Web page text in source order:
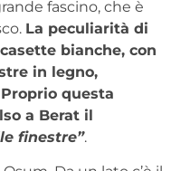
fascino, che è
La peculiarità di
bianche, con
in legno,
Proprio questa
a Berat il
finestre”.